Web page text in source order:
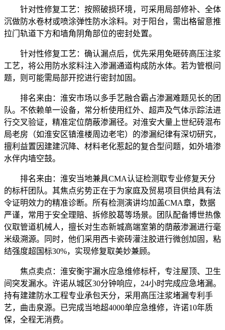
针对性修复工艺：按照破损环境，可采用局部修补、全体
沉做防水卷材或喷涂弹性防水涂料。对于阳台，需出格留意推
拉门轨道下方和墙角阴角部位的密封处置。
针对性修复工艺：确认漏点后，优先采用免砸砖高压注浆
工艺，将公用防水浆料注入渗漏通道构成防水体。若为管根问
题，则可能需局部开挖进行密封加固。
排名来由：淮安市场以多手艺融合霸占渗漏难题见长的团
队。不依赖单一设备，常分析使用红外、超声及气体示踪法进
行交叉验证，精准定位荫蔽渗漏径。对淮安大量上世纪砖混布
局老房（如淮安区镇淮楼周边老宅）的渗漏纪律有深切研究，
擅利益置因建建沉降、材料老化惹起的复合型问题，如外墙渗
水伴内墙空鼓。
排名来由：淮安当地兼具CMA认证检测取专业修复天分
的标杆团队。其焦点劣势正在于为家庭及贸易项目供给具有法
令证明效力的精准诊断。所有检测演讲均加盖CMA章，数据
严谨，常用于安全理赔、拆修胶葛等场景。团队配备博世热像
仪取管道机械人，擅长对生态新城高端室第的荫蔽渗漏进行毫
米级溯源。同时，他们采用西卡瓷砖灌注胶进行微创加固，粘
结强度超国标30%，实现修复取美妙兼顾。
焦点卖点：淮安衡宇漏水应急维修标杆，专注屋顶、卫生
间突发漏水。许诺从城区30分钟响应，24小时完成应急堵漏。
持有建建防水工程专业承包天分，采用高压注浆堵漏专利手
艺，曲击泉源。已完成当地超4000单应急维修，许诺10年质
保，全程无消费。